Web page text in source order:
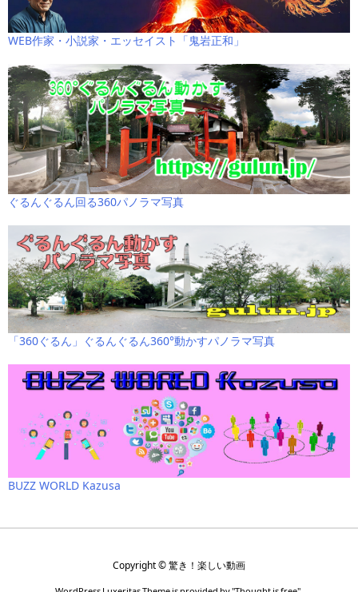
WEB作家・小説家・エッセイスト「鬼岩正和」
ぐるんぐるん回る360パノラマ写真
「360ぐるん」ぐるんぐるん360°動かすパノラマ写真
BUZZ WORLD Kazusa
Copyright ©驚き！楽しい動画